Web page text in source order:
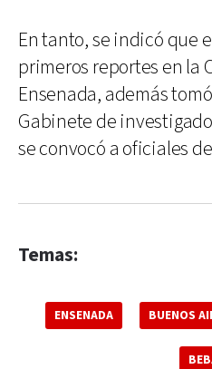
En tanto, se indicó que
primeros reportes en la
Ensenada, además
Gabinete de
se convocó a oficiales
Temas:
ENSENADA BUENOS